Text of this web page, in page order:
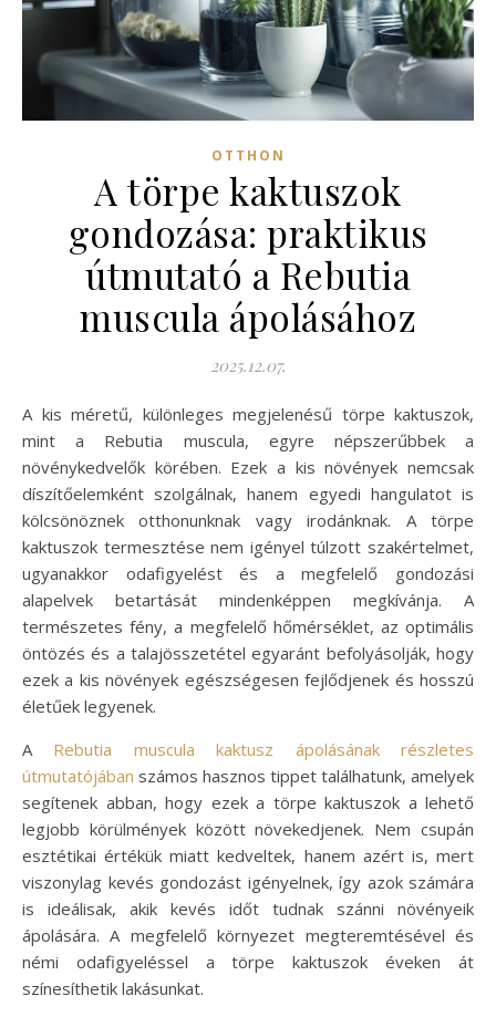
OTTHON
A törpe kaktuszok
gondozása: praktikus
útmutató a Rebutia
muscula ápolásához
2025.12.07.
A kis méretű, különleges megjelenésű törpe kaktuszok,
mint a Rebutia muscula, egyre népszerűbbek a
növénykedvelők körében. Ezek a kis növények nemcsak
díszítőelemként szolgálnak, hanem egyedi hangulatot is
kölcsönöznek otthonunknak vagy irodánknak. A törpe
kaktuszok termesztése nem igényel túlzott szakértelmet,
ugyanakkor odafigyelést és a megfelelő gondozási
alapelvek betartását mindenképpen megkívánja. A
természetes fény, a megfelelő hőmérséklet, az optimális
öntözés és a talajösszetétel egyaránt befolyásolják, hogy
ezek a kis növények egészségesen fejlődjenek és hosszú
életűek legyenek.
A Rebutia muscula kaktusz ápolásának részletes
útmutatójában számos hasznos tippet találhatunk, amelyek
segítenek abban, hogy ezek a törpe kaktuszok a lehető
legjobb körülmények között növekedjenek. Nem csupán
esztétikai értékük miatt kedveltek, hanem azért is, mert
viszonylag kevés gondozást igényelnek, így azok számára
is ideálisak, akik kevés időt tudnak szánni növényeik
ápolására. A megfelelő környezet megteremtésével és
némi odafigyeléssel a törpe kaktuszok éveken át
színesíthetik lakásunkat.